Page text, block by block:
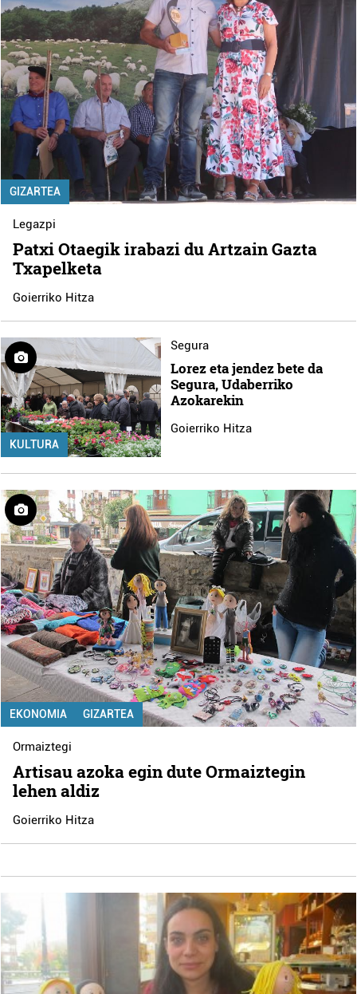
GIZARTEA
Legazpi
Patxi Otaegik irabazi du Artzain Gazta
Txapelketa
Goierriko Hitza
KULTURA
Segura
Lorez eta jendez bete da
Segura, Udaberriko
Azokarekin
Goierriko Hitza
EKONOMIA GIZARTEA
Ormaiztegi
Artisau azoka egin dute Ormaiztegin
lehen aldiz
Goierriko Hitza